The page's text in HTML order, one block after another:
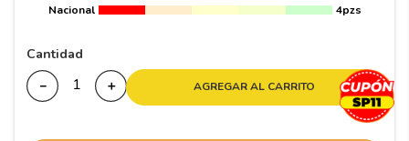
Nacional
4pzs
Cantidad
＋
－ AGREGAR AL CARRITO